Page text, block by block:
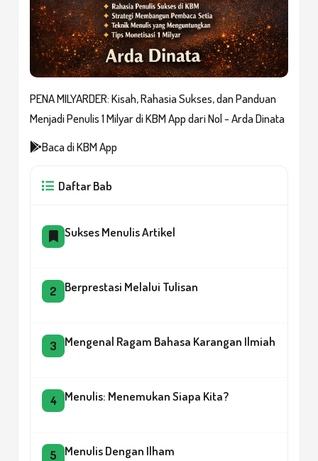
PENA MILYARDER: Kisah, Rahasia Sukses, dan Panduan
Menjadi Penulis 1 Milyar di KBM App dari Nol - Arda Dinata
Baca di KBM App
Daftar Bab
Sukses Menulis Artikel
2 Berprestasi Melalui Tulisan
3 Mengenal Ragam Bahasa Karangan Ilmiah
4 Menulis: Menemukan Siapa Kita?
5 Menulis Dengan Ilham